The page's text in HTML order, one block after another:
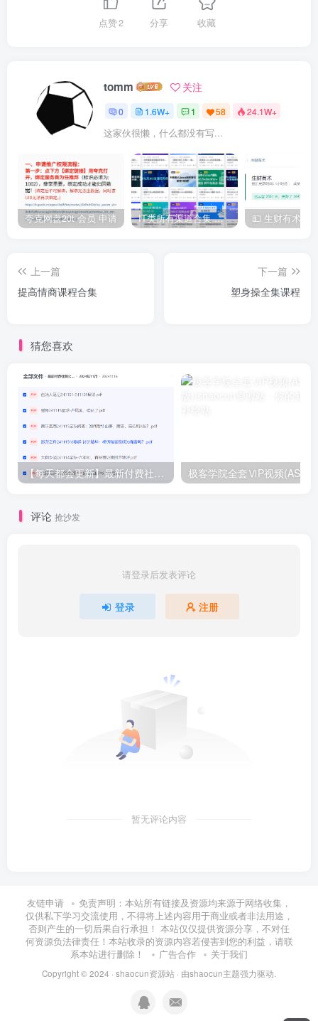
点赞2 分享 收藏
tomm 关注
0 1.6W+ 1 58 24.1W+
这家伙很懒，什么都没有写...
夸克网盘20t 会员 申请 IT类所有渠道合集 持续日更，目前近四千多条资源 年费用户微信私信获取权限
上一篇
提高情商课程合集
下一篇
塑身操全集课程
猜您喜欢
【每天都会更新】最新付费社群公众号文章 极客学院全套ⅥP视频(AS版)
评论 抢沙发
请登录后发表评论
登录 注册
暂无评论内容
友链申请
免责声明：本站所有链接及资源均来源于网络收集，
仅供私下学习交流使用，不得将上述内容用于商业或者非法用途，
否则产生的一切后果自行承担！ 本站仅仅提供资源分享，不对任
何资源负法律责任！本站收录的资源内容若侵害到您的利益，请联
系本站进行删除！
广告合作 关于我们
Copyright © 2024 · shaocun资源站 · 由shaocun主题强力驱动.